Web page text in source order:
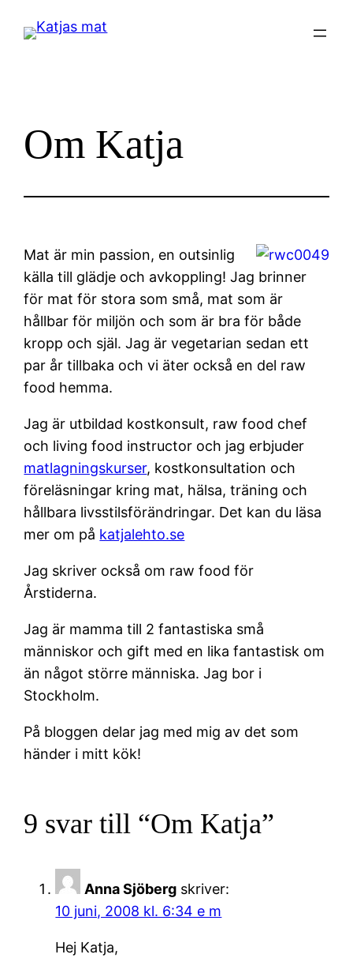
Om Katja
Mat är min passion, en outsinlig
källa till glädje och avkoppling! Jag brinner
för mat för stora som små, mat som är
hållbar för miljön och som är bra för både
kropp och själ. Jag är vegetarian sedan ett
par år tillbaka och vi äter också en del raw
food hemma.
Jag är utbildad kostkonsult, raw food chef
och living food instructor och jag erbjuder
matlagningskurser, kostkonsultation och
föreläsningar kring mat, hälsa, träning och
hållbara livsstilsförändringar. Det kan du läsa
mer om på katjalehto.se
Jag skriver också om raw food för
Årstiderna.
Jag är mamma till 2 fantastiska små
människor och gift med en lika fantastisk om
än något större människa. Jag bor i
Stockholm.
På bloggen delar jag med mig av det som
händer i mitt kök!
9 svar till “Om Katja”
Anna Sjöberg skriver:
10 juni, 2008 kl. 6:34 e m
Hej Katja,